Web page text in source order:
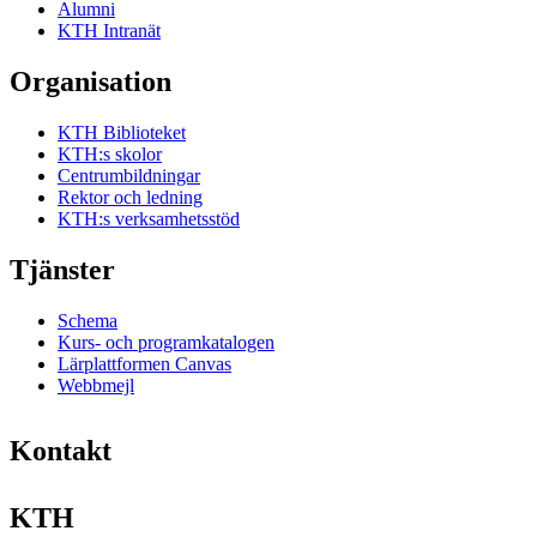
Alumni
KTH Intranät
Organisation
KTH Biblioteket
KTH:s skolor
Centrumbildningar
Rektor och ledning
KTH:s verksamhetsstöd
Tjänster
Schema
Kurs- och programkatalogen
Lärplattformen Canvas
Webbmejl
Kontakt
KTH